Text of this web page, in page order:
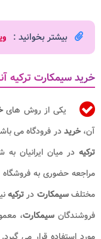
بیشتر بخوانید :
خرید سیمکارت ترکیه
یکی از روش های
آن،خریددر فرودگاه می
ترکیه در میان ایرانیان
مراجعه حضوری به فروشگاه
مختلفسیمکارت درترکیه
فروشندگانسیمکارت،